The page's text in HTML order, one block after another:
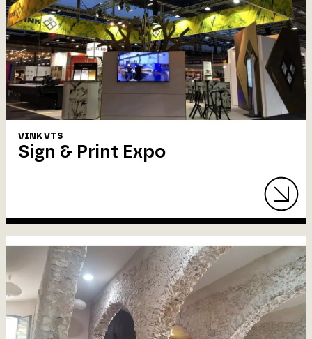
VINK VTS
Sign & Print Expo